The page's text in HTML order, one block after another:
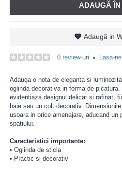
ADAUGĂ ÎN
Adaugă in
0 review-uri • Lasa-
Adauga o nota de eleganta si
oglinda decorativa in forma de
evidentiaza designul delicat si rafinat,
baie sau un colt decorativ.
usoara in orice amenajare, aducand
spatiului.
Caracteristici importante:
• Oglinda de sticla
• Practic si decorativ